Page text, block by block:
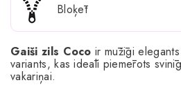
Bloķēt
Gaiši zils Cocoir mūžīgi
variants, kas ideāli piemērots
vakariņai.